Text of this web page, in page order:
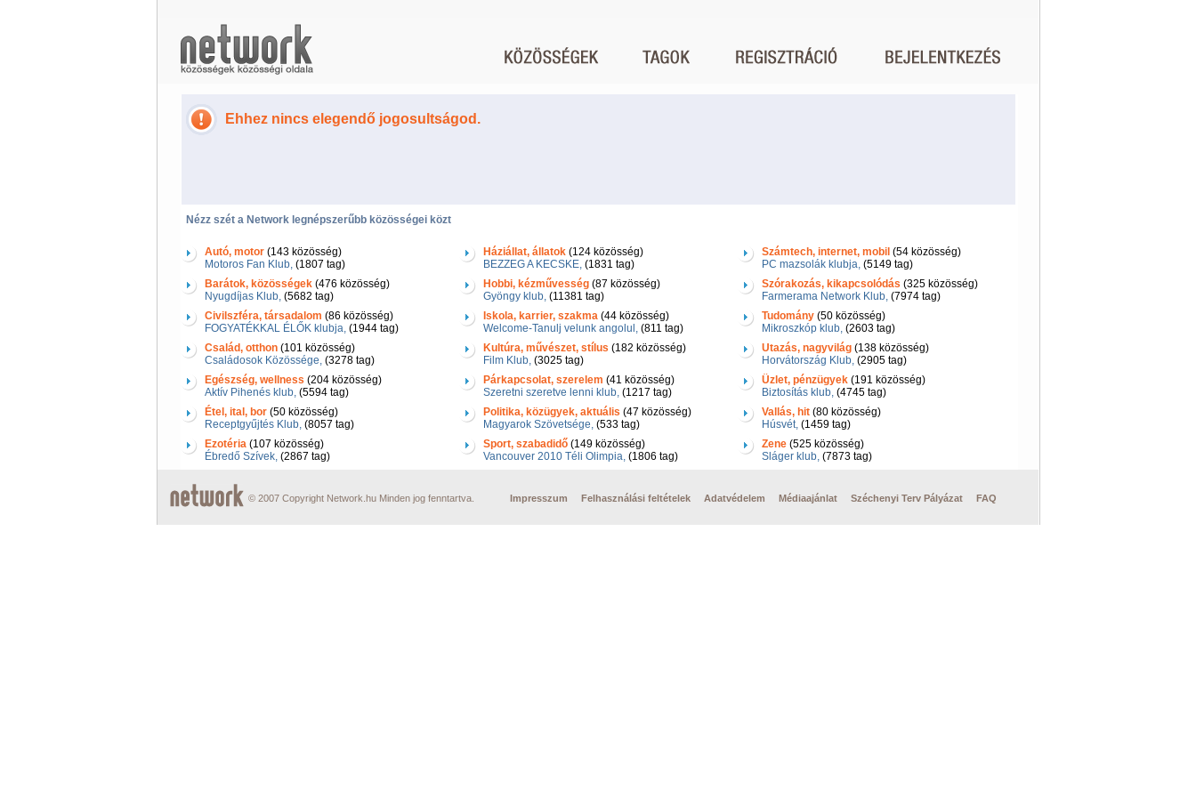
Ehhez nincs elegendő jogosultságod.
Nézz szét a Network legnépszerűbb közösségei közt
Autó, motor(143 közösség)
Motoros Fan Klub,(1807 tag)
Barátok, közösségek(476 közösség)
Nyugdíjas Klub,(5682 tag)
Civilszféra, társadalom (86 közösség)
FOGYATÉKKAL ÉLŐK klubja,(1944 tag)
Család, otthon(101 közösség)
Családosok Közössége,(3278 tag)
Egészség, wellness (204 közösség)
Aktív Pihenés klub,(5594 tag)
Étel, ital, bor(50 közösség)
Receptgyűjtés Klub,(8057 tag)
Ezotéria(107 közösség)
Ébredő Szívek,(2867 tag)
Háziállat, állatok(124 közösség)
BEZZEG A KECSKE,(1831 tag)
Hobbi, kézművesség(87 közösség)
Gyöngy klub,(11381 tag)
Iskola, karrier, szakma(44 közösség)
Welcome-Tanulj velunk angolul,(811 tag)
Kultúra, művészet, stílus (182 közösség)
Film Klub,(3025 tag)
Párkapcsolat, szerelem (41 közösség)
Szeretni szeretve lenni klub,(1217 tag)
Politika, közügyek, aktuális (47 közösség)
Magyarok Szövetsége,(533 tag)
Sport, szabadidő(149 közösség)
Vancouver 2010 Téli Olimpia,(1806 tag)
Számtech, internet, mobil (54 közösség)
PC mazsolák klubja,(5149 tag)
Szórakozás, kikapcsolódás (325 közösség)
Farmerama Network Klub,(7974 tag)
Tudomány(50 közösség)
Mikroszkóp klub,(2603 tag)
Utazás, nagyvilág(138 közösség)
Horvátország Klub,(2905 tag)
Üzlet, pénzügyek(191 közösség)
Biztosítás klub,(4745 tag)
Vallás, hit(80 közösség)
Húsvét,(1459 tag)
Zene(525 közösség)
Sláger klub,(7873 tag)
© 2007 Copyright Network.hu Minden jog fenntartva. Impresszum Felhasználási feltételek Adatvédelem Médiaajánlat Széchenyi Terv Pályázat FAQ